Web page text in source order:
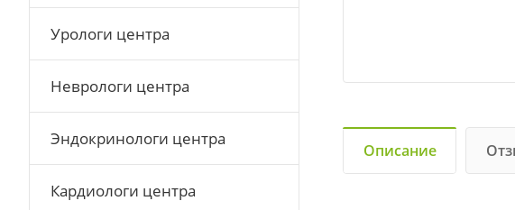
Описание
Урологи центра
Неврологи центра
Эндокринологи центра
Кардиологи центра